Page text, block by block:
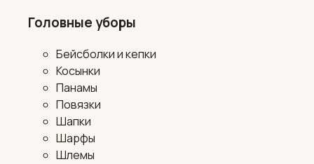
Головные уборы
Бейсболки и кепки
Косынки
Панамы
Повязки
Шапки
Шарфы
Шлемы